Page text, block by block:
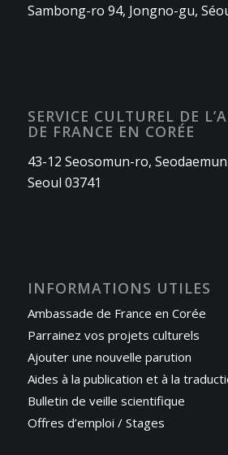
Sambong-ro 94, Jongno-gu,
SERVICE CULTUREL DE
DE FRANCE EN CORÉE
43-12 Seosomun-ro,
Seoul 03741
INFORMATIONS UTILES
Ambassade de France en Corée
Parrainez vos projets culturels
Ajouter une nouvelle parution
Aides à la publication et à la
Bulletin de veille scientifique
Offres d’emploi / Stages